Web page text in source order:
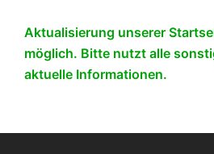
Aktualisierung unserer
möglich. Bitte nutzt alle
aktuelle Informationen.